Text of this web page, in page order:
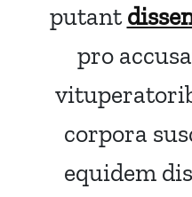
putant
pro
corpora
equidem